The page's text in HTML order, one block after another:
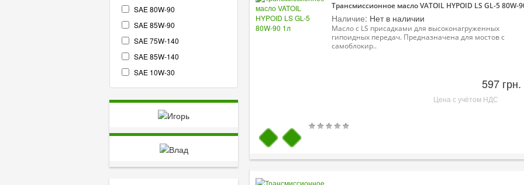
SAE 80W-90
SAE 85W-90
SAE 75W-140
SAE 85W-140
SAE 10W-30
Трансмиссионное масло VATOIL HYPOID LS GL-5 80W-
Наличие: Нет в наличии
Масло с LS присадками для высоконагруженных
гипоидных передач. Предназначена для мостов с
самоблокир..
597 грн.
Цена с учётом НДС